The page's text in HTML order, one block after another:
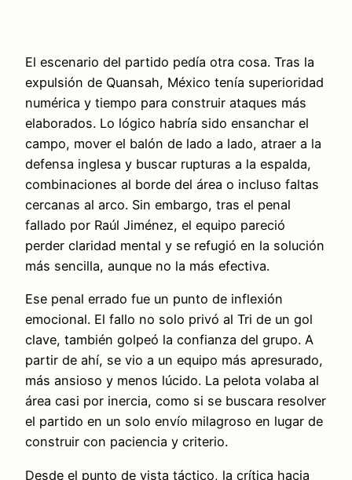
El escenario del partido pedía otra cosa. Tras la
expulsión de Quansah, México tenía superioridad
numérica y tiempo para construir ataques más
elaborados. Lo lógico habría sido ensanchar el
campo, mover el balón de lado a lado, atraer a la
defensa inglesa y buscar rupturas a la espalda,
combinaciones al borde del área o incluso faltas
cercanas al arco. Sin embargo, tras el penal
fallado por Raúl Jiménez, el equipo pareció
perder claridad mental y se refugió en la solución
más sencilla, aunque no la más efectiva.
Ese penal errado fue un punto de inflexión
emocional. El fallo no solo privó al Tri de un gol
clave, también golpeó la confianza del grupo. A
partir de ahí, se vio a un equipo más apresurado,
más ansioso y menos lúcido. La pelota volaba al
área casi por inercia, como si se buscara resolver
el partido en un solo envío milagroso en lugar de
construir con paciencia y criterio.
Desde el punto de vista táctico, la crítica hacia